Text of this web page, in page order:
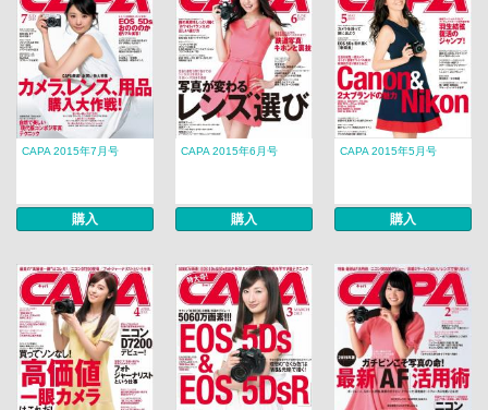
CAPA 2015年7月号
購入
CAPA 2015年6月号
購入
CAPA 2015年5月号
購入